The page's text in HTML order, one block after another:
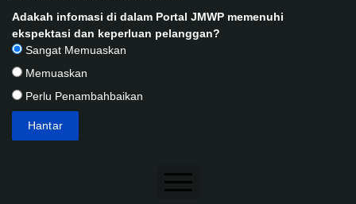
Adakah infomasi di dalam Portal JMWP memenuhi
ekspektasi dan keperluan pelanggan?
Sangat Memuaskan
Memuaskan
Perlu Penambahbaikan